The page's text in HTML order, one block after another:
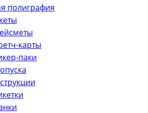
полиграфия
карты
паки